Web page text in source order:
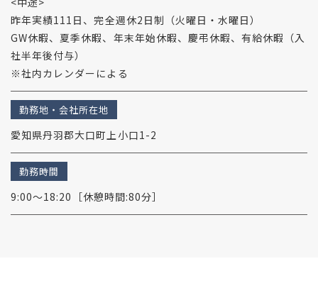
昨年実績111日、完全週休2日制（火曜日・水曜日）
GW休暇、夏季休暇、年末年始休暇、慶弔休暇、有給休暇（入
社半年後付与）
※社内カレンダーによる
勤務地・会社所在地
愛知県丹羽郡大口町上小口1-2
勤務時間
9:00～18:20［休憩時間:80分］